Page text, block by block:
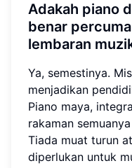
Adakah piano
benar
lembaran
Ya, semestinya.
menjadikan
Piano maya,
rakaman
Tiada muat turun
diperlukan untuk